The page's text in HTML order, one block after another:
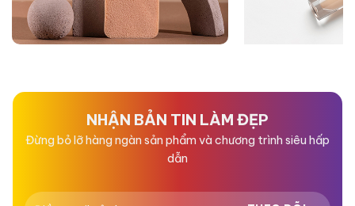
NHẬN BẢN TIN LÀM ĐẸP
Đừng bỏ lỡ hàng ngàn sản phẩm và chương trình siêu hấp
dẫn